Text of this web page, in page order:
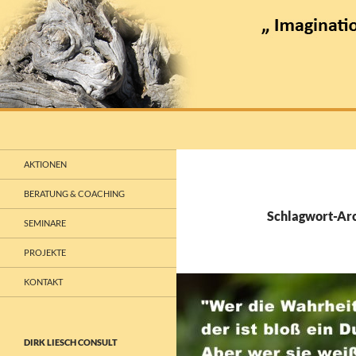
Schlagwort-
AKTIONEN
BERATUNG & COACHING
SEMINARE
PROJEKTE
KONTAKT
DIRK LIESCH CONSULT